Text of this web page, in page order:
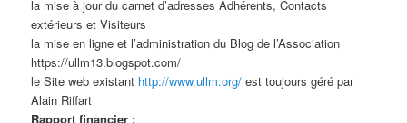
la mise à jour du carnet d’adresses Adhérents, Contacts
extérieurs et Visiteurs
la mise en ligne et l’administration du Blog de l’Association
https://ullm13.blogspot.com/
le Site web existant http://www.ullm.org/ est toujours géré par
Alain Riffart
Rapport financier :